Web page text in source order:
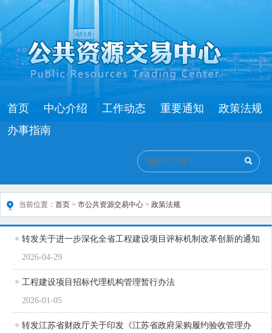
首页 中心介绍 工作动态 重要通知
政策法规
办事指南
当前位置： 首页 > 市公共资源交易中心 > 政策法规
转发关于进一步深化全省工程建设项目评标机制改革创新的通知
2026-04-29
工程建设项目招标代理机构管理暂行办法
2026-01-05
转发江苏省财政厅关于印发《江苏省政府采购履约验收管理办